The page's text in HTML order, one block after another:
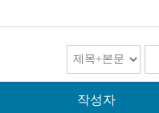
작성자